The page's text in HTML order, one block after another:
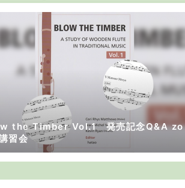
the Timber Vol.1 発売記念Q&A zo
習会